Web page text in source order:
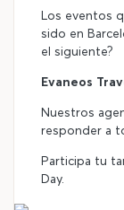
Los eventos
sido en
el siguiente?
Evaneos
Nuestros
responder a
Participa tu
Day.